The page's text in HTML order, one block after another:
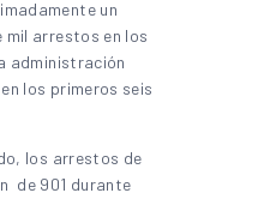
un
mil arrestos en los
administración
los primeros seis
los arrestos de
de 901 durante